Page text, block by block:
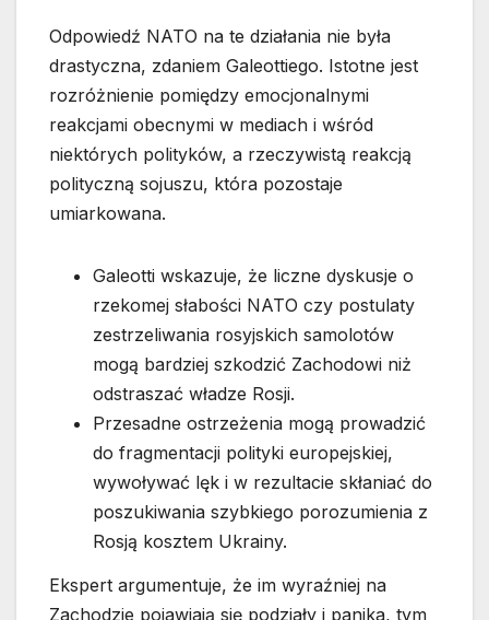
Odpowiedź NATO na te działania nie była
drastyczna, zdaniem Galeottiego. Istotne jest
rozróżnienie pomiędzy emocjonalnymi
reakcjami obecnymi w mediach i wśród
niektórych polityków, a rzeczywistą reakcją
polityczną sojuszu, która pozostaje
umiarkowana.
Galeotti wskazuje, że liczne dyskusje o
rzekomej słabości NATO czy postulaty
zestrzeliwania rosyjskich samolotów
mogą bardziej szkodzić Zachodowi niż
odstraszać władze Rosji.
Przesadne ostrzeżenia mogą prowadzić
do fragmentacji polityki europejskiej,
wywoływać lęk i w rezultacie skłaniać do
poszukiwania szybkiego porozumienia z
Rosją kosztem Ukrainy.
Ekspert argumentuje, że im wyraźniej na
Zachodzie pojawiają się podziały i panika, tym